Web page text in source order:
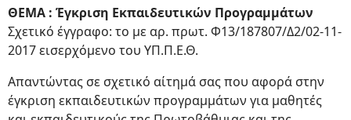
ΘΕΜΑ : Έγκριση Εκπαιδευτικών Προγραμμάτων
Σχετικό έγγραφο: το με αρ. πρωτ. Φ13/187807/Δ2/02-11-
2017 εισερχόμενο του ΥΠ.Π.Ε.Θ.
Απαντώντας σε σχετικό αίτημά σας που αφορά στην
έγκριση εκπαιδευτικών προγραμμάτων για μαθητές